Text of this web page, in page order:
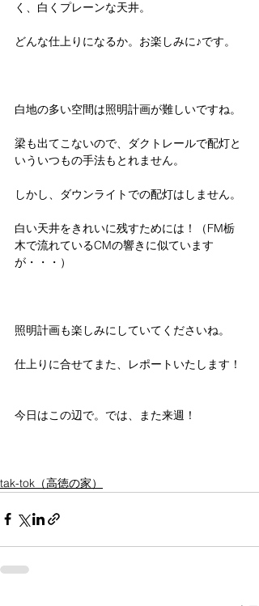
く、白くプレーンな天井。
どんな仕上りになるか。お楽しみに♪です。
白地の多い空間は照明計画が難しいですね。
梁も出てこないので、ダクトレールで配灯と
いういつもの手法もとれません。
しかし、ダウンライトでの配灯はしません。
白い天井をきれいに残すためには！（FM栃
木で流れているCMの響きに似ています
が・・・）
照明計画も楽しみにしていてくださいね。
仕上りに合せてまた、レポートいたします！
今日はこの辺で。では、また来週！
tak-tok（高徳の家）